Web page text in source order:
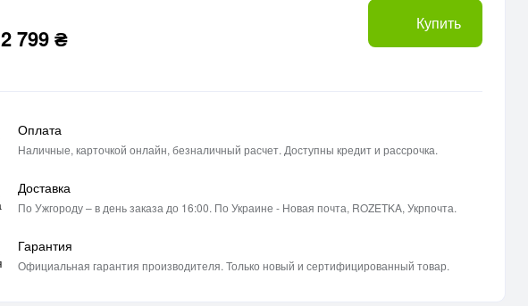
2 799 ₴
Купить
Оплата
Наличные, карточкой онлайн, безналичный расчет. Доступны кредит и рассрочка.
Доставка
По Ужгороду – в день заказа до 16:00. По Украине - Новая почта, ROZETKA, Укрпочта.
Гарантия
Официальная гарантия производителя. Только новый и сертифицированный товар.